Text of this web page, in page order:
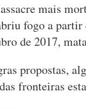
mais
fogo a
de 2017,
propostas,
fronteiras